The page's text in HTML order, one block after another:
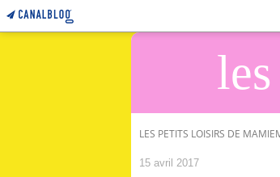
LES PETITS LOISIRS DE
15 avril 2017